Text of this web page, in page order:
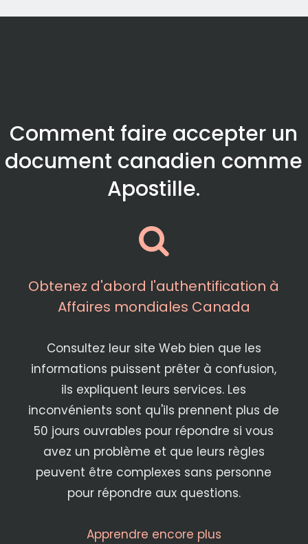
Comment faire accepter un
document canadien comme
Apostille.
Obtenez d'abord l'authentification à
Affaires mondiales Canada
Consultez leur site Web bien que les
informations puissent prêter à confusion,
ils expliquent leurs services. Les
inconvénients sont qu'ils prennent plus de
50 jours ouvrables pour répondre si vous
avez un problème et que leurs règles
peuvent être complexes sans personne
pour répondre aux questions.
Apprendre encore plus